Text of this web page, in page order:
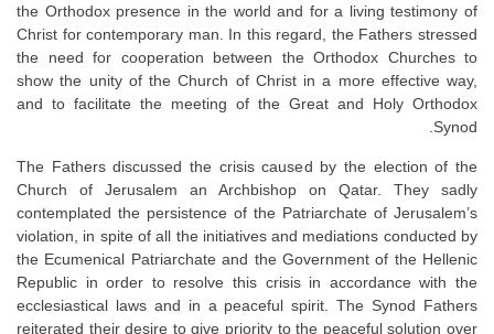
the Orthodox presence in the world and for a living testimony of
Christ for contemporary man. In this regard, the Fathers stressed
the need for cooperation between the Orthodox Churches to
show the unity of the Church of Christ in a more effective way,
and to facilitate the meeting of the Great and Holy Orthodox
Synod.
The Fathers discussed the crisis caused by the election of the
Church of Jerusalem an Archbishop on Qatar. They sadly
contemplated the persistence of the Patriarchate of Jerusalem’s
violation, in spite of all the initiatives and mediations conducted by
the Ecumenical Patriarchate and the Government of the Hellenic
Republic in order to resolve this crisis in accordance with the
ecclesiastical laws and in a peaceful spirit. The Synod Fathers
reiterated their desire to give priority to the peaceful solution over